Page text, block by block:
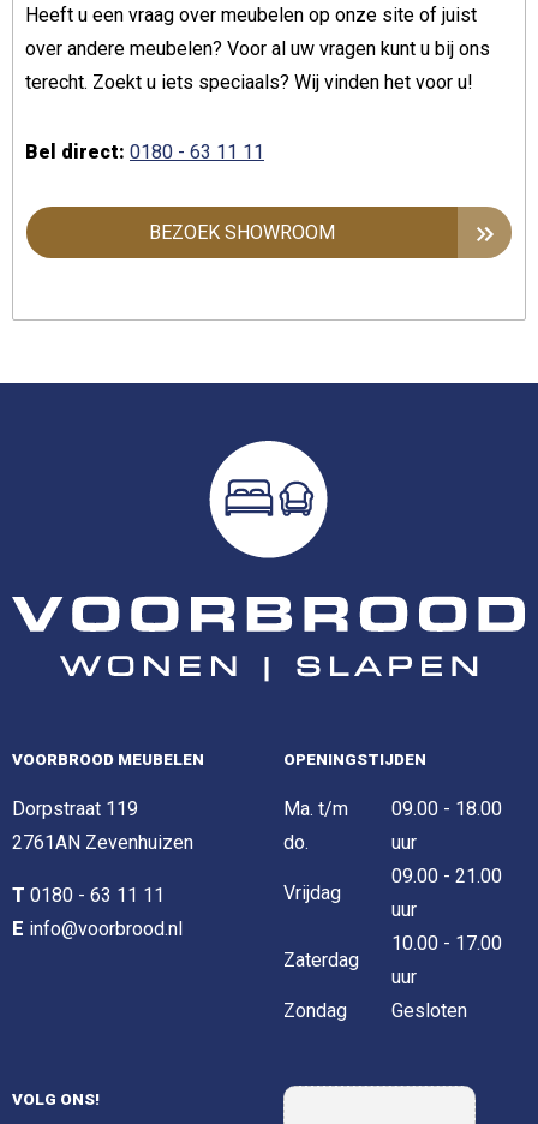
Heeft u een vraag over meubelen op onze site of juist
over andere meubelen? Voor al uw vragen kunt u bij ons
terecht. Zoekt u iets speciaals? Wij vinden het voor u!
Bel direct: 0180 - 63 11 11
BEZOEK SHOWROOM
VOORBROOD MEUBELEN
Dorpstraat 119
2761AN Zevenhuizen
T 0180 - 63 11 11
E info@voorbrood.nl
OPENINGSTIJDEN
Ma. t/m
do.
09.00 - 18.00
uur
Vrijdag
09.00 - 21.00
uur
Zaterdag
10.00 - 17.00
uur
Zondag
Gesloten
VOLG ONS!